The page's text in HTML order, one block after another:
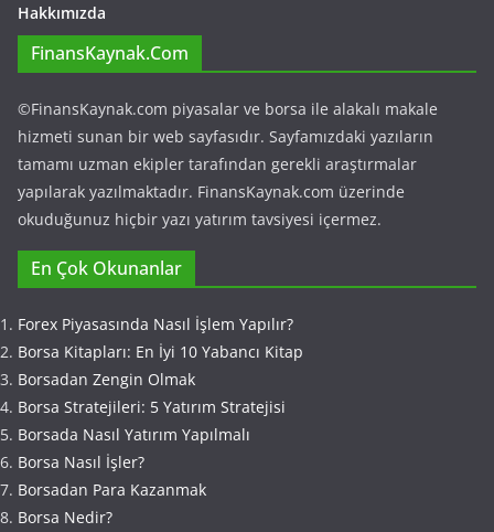
Hakkımızda
FinansKaynak.Com
©FinansKaynak.com piyasalar ve borsa ile alakalı makale
hizmeti sunan bir web sayfasıdır. Sayfamızdaki yazıların
tamamı uzman ekipler tarafından gerekli araştırmalar
yapılarak yazılmaktadır. FinansKaynak.com üzerinde
okuduğunuz hiçbir yazı yatırım tavsiyesi içermez.
En Çok Okunanlar
Forex Piyasasında Nasıl İşlem Yapılır?
Borsa Kitapları: En İyi 10 Yabancı Kitap
Borsadan Zengin Olmak
Borsa Stratejileri: 5 Yatırım Stratejisi
Borsada Nasıl Yatırım Yapılmalı
Borsa Nasıl İşler?
Borsadan Para Kazanmak
Borsa Nedir?